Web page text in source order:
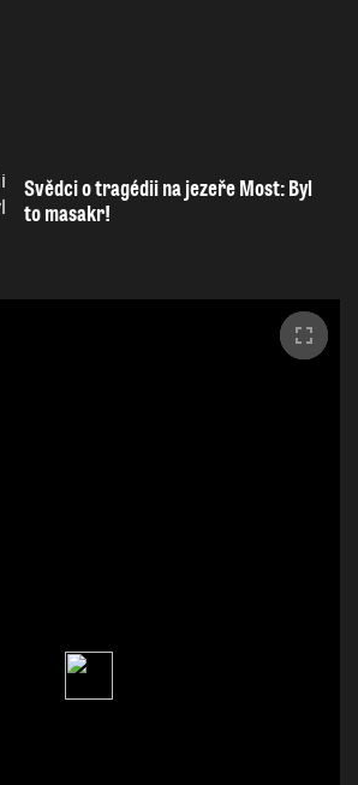
Svědci o tragédii na jezeře Most: Byl
to masakr!